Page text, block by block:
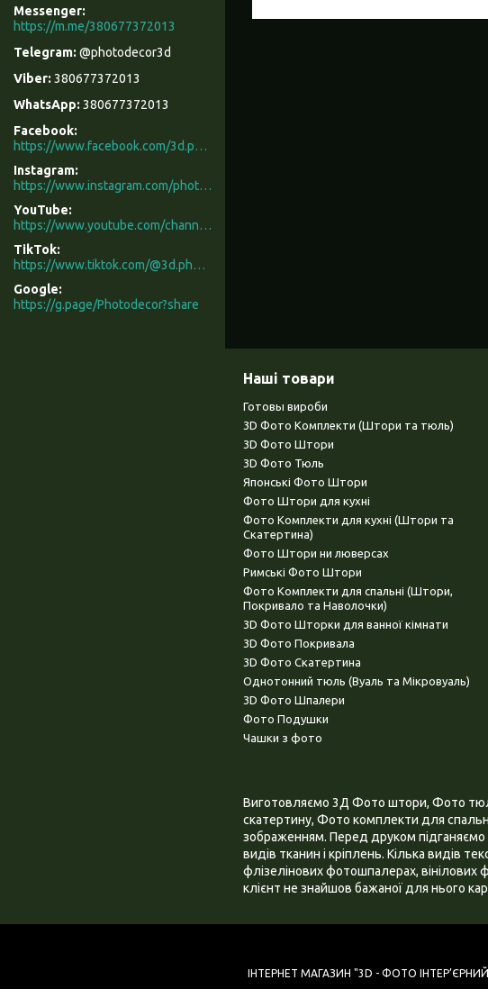
https://m.me/380677372013
@photodecor3d
380677372013
380677372013
Facebook
https://www.facebook.com/3d.photodecor/
Instagram
https://www.instagram.com/photodecor.com.ua/
YouTube
https://www.youtube.com/channel/UCXCUerfqRY1Pw7-IptdbqyA/videos
TikTok
https://www.tiktok.com/@3d.photodecor?is_from_webapp=1&sender_device=pc
Google
https://g.page/Photodecor?share
Наші товари
Готовы вироби
3D Фото Комплекти (Штори та тюль)
3D Фото Штори
3D Фото Тюль
Японські Фото Штори
Фото Штори для кухні
Фото Комплекти для кухні (Штори та
Скатертина)
Фото Штори ни люверсах
Римські Фото Штори
Фото Комплекти для спальні (Штори,
Покривало та Наволочки)
3D Фото Шторки для ванної кімнати
3D Фото Покривала
3D Фото Скатертина
Однотонний тюль (Вуаль та Мікровуаль)
3D Фото Шпалери
Фото Подушки
Чашки з фото
Виготовляємо 3Д Фото штори, Фото
скатертину, Фото комплекти для
зображенням. Перед друком підганяємо
видів тканин і кріплень. Кілька видів
флізелінових фотошпалерах,
клієнт не знайшов бажаної для нього